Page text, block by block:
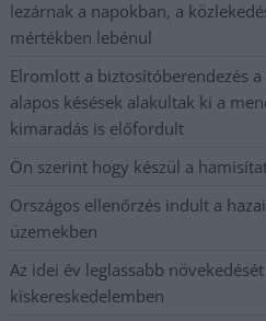
lezárnak a napokban, a
mértékben lebénul
Elromlott a biztosítóberendezés
alapos késések alakultak ki a
kimaradás is előfordult
Ön szerint hogy készül a
Országos ellenőrzés indult a
üzemekben
Az idei év leglassabb
kiskereskedelemben